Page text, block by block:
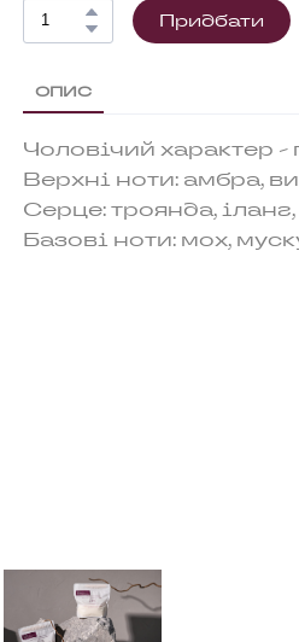
Придбати
ОПИС
Чоловічий характер
Верхні ноти: амбра,
Серце: троянда,
Базові ноти: мох,